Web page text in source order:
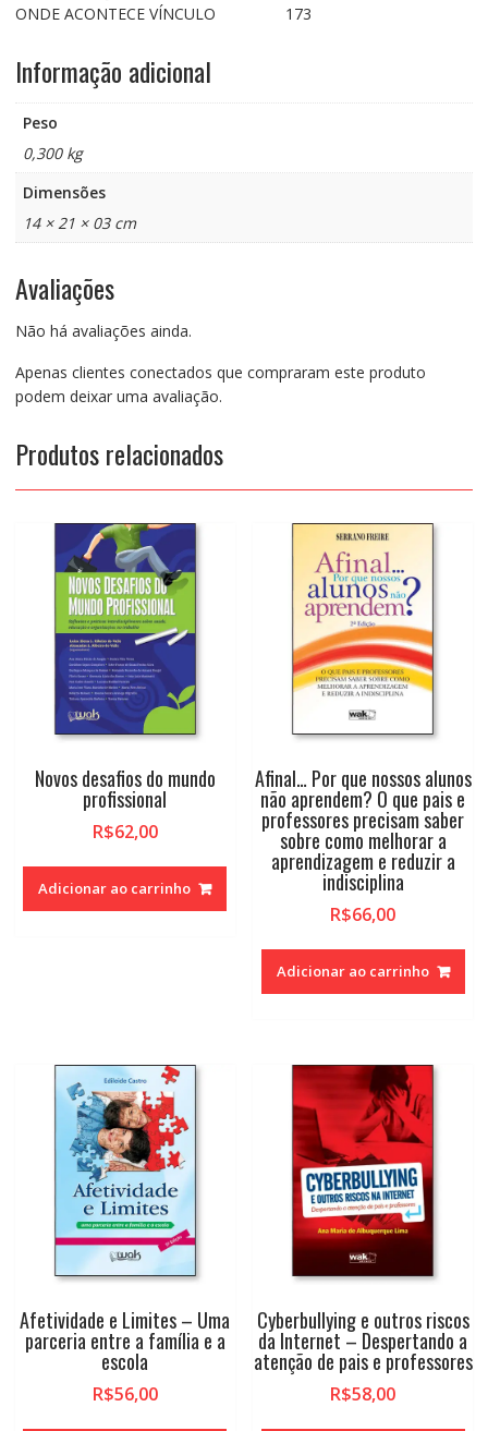
ONDE ACONTECE VÍNCULO 173
Informação adicional
Peso
0,300 kg
Dimensões
14 × 21 × 03 cm
Avaliações
Não há avaliações ainda.
Apenas clientes conectados que compraram este produto
podem deixar uma avaliação.
Produtos relacionados
Novos desafios do mundo
profissional
R$62,00
Adicionar ao carrinho
Afinal… Por que nossos alunos
não aprendem? O que pais e
professores precisam saber
sobre como melhorar a
aprendizagem e reduzir a
indisciplina
R$66,00
Adicionar ao carrinho
Afetividade e Limites – Uma
parceria entre a família e a
escola
R$56,00
Cyberbullying e outros riscos
da Internet – Despertando a
atenção de pais e professores
R$58,00